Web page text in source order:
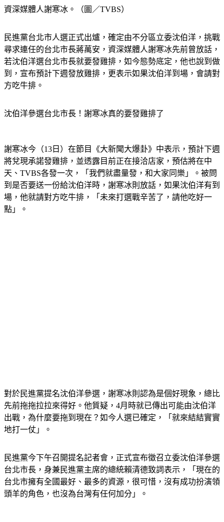
資深媒體人謝寒冰。（圖／TVBS）
民進黨台北市人選正式出爐，確定由不分區立委沈伯洋，挑戰
尋求連任的台北市長蔣萬安，資深媒體人謝寒冰先前曾放話，
若沈伯洋選台北市長就要發雞排，如今態勢底定，他也說到做
到，宣布預計下週發放雞排，更表示如果沈伯洋到場，會請對
方吃牛排。
沈伯洋參選台北市長！謝寒冰真的要發雞排了
謝寒冰今（13日）在節目《大新聞大爆卦》中表示，預計下週
將兌現承諾發雞排，並透露目前正在接洽店家，預估將在中
天、TVBS各發一次，「我們就盡量發，和大家同樂」。被問
到是否要送一份給沈伯洋時，謝寒冰則放話，如果沈伯洋有到
場，他就請對方吃牛排，「未來打選戰辛苦了，請他吃好一
點」。
對於民進黨提名沈伯洋參選，謝寒冰則認為是個好現象，總比
先前拖拖拉拉來得好。他質疑，4月時就已傳出可能由沈伯洋
出戰，為什麼要拖到現在？如今人選已確定，「就來結結實實
地打一仗」。
民進黨今下午召開提名記者會，正式宣布徵召立委沈伯洋參選
台北市長，身兼民進黨主席的總統賴清德致詞表示，「現在的
台北市擁有全國最好、最多的資源，很可惜，沒有成功扮演領
頭羊的角色，也沒為台灣有任何加分」。